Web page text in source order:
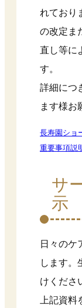
れており
の改定ま
直し等に
す。
詳細につ
ます様お
長寿園ショ
重要事項説
サ
示
日々のケ
します。
けくださ
上記資